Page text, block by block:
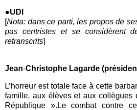
●UDI
[Nota: dans ce parti, les propos de
pas centristes et se considèrent
retranscrits]
Jean-Christophe Lagarde
L’horreur est totale face à cette
famille, aux élèves et aux collègues
République ».Le combat contre